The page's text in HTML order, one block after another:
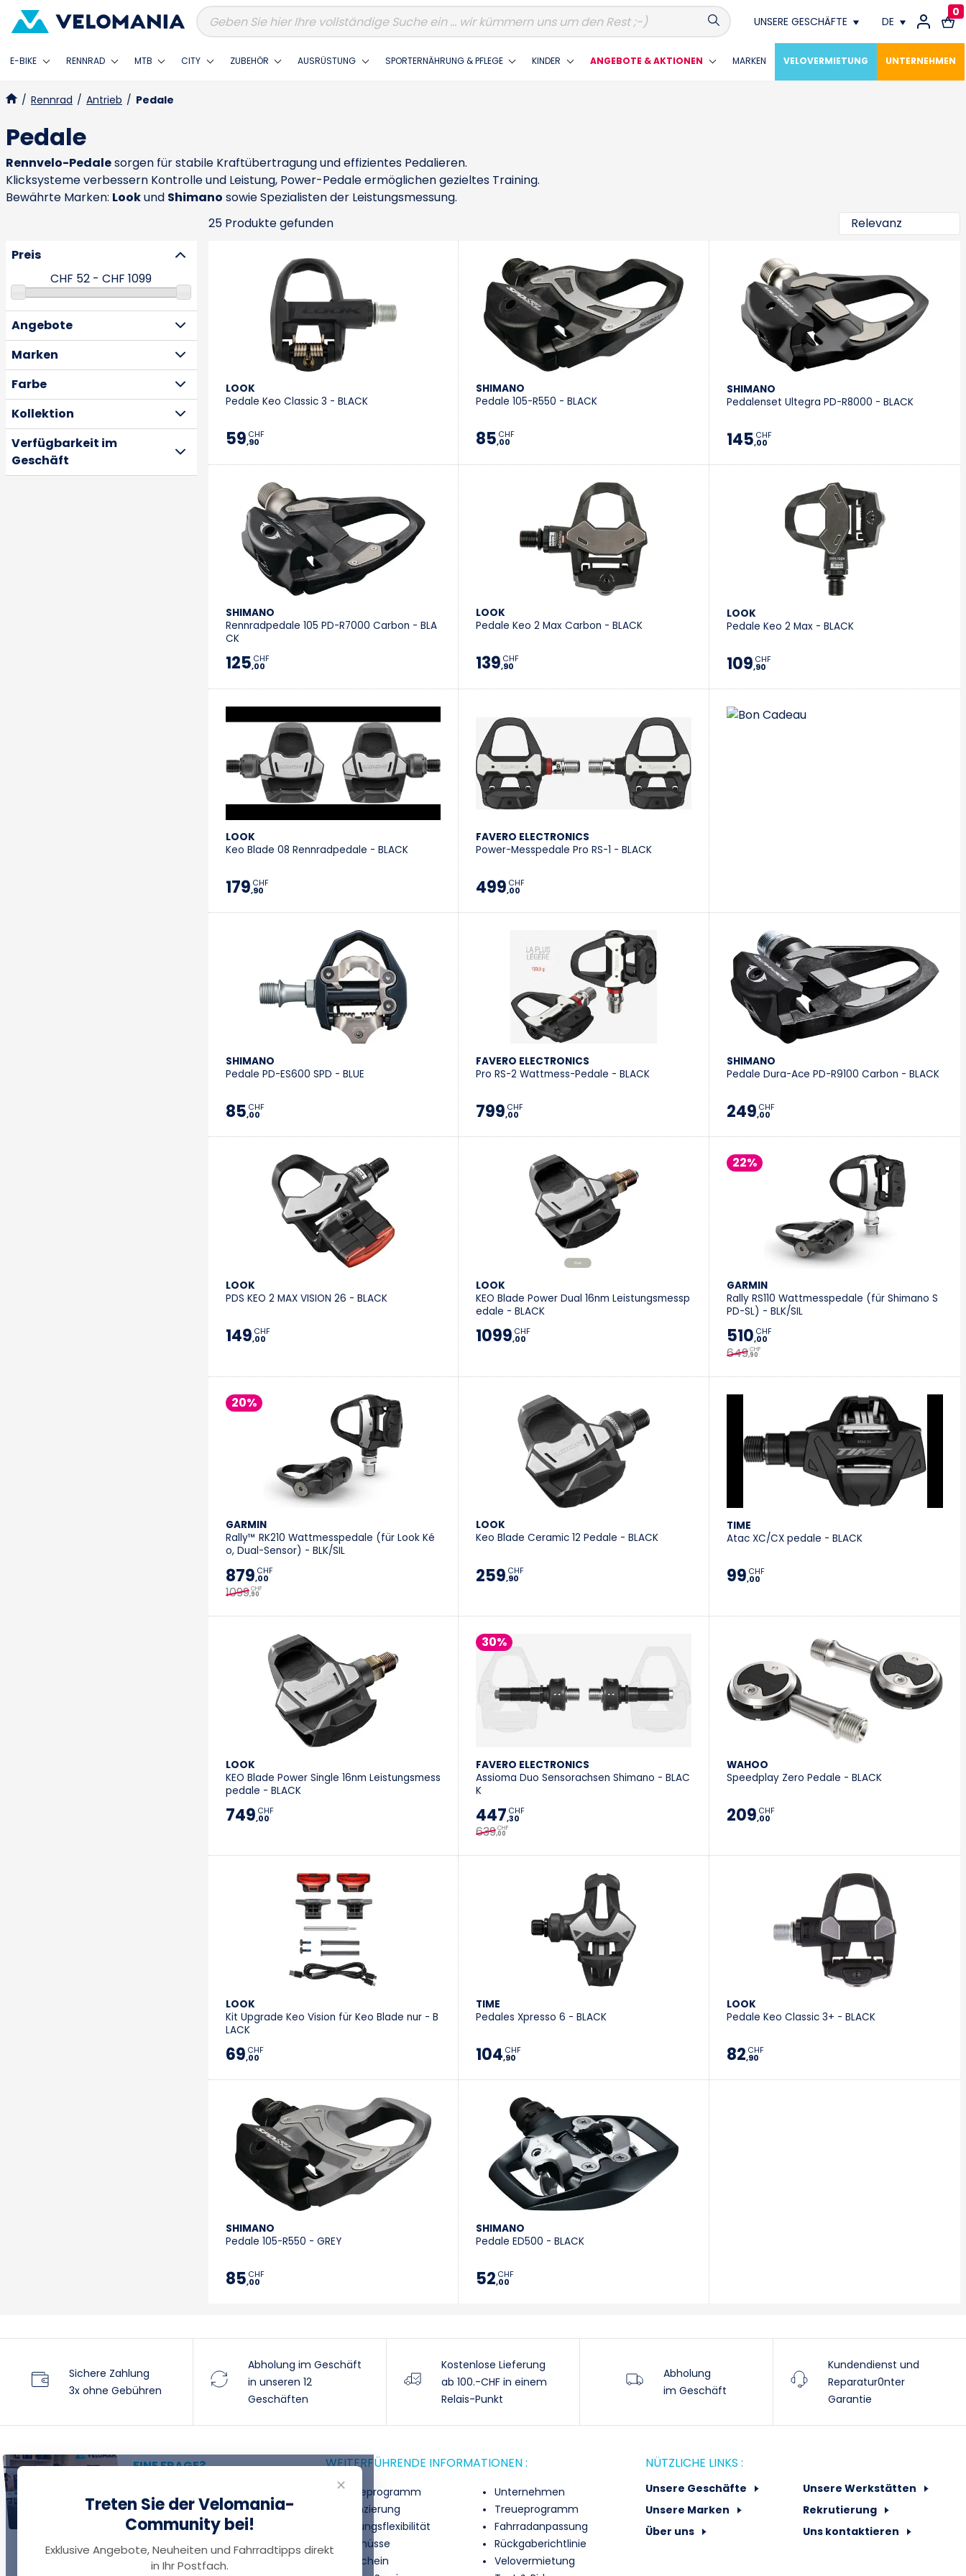
UNSERE GESCHÄFTE
Conthey
Montagny Près Yverdon
Neuchâtel
Vevey
DE
FR
0
E-BIKE RENNRAD MTB CITY ZUBEHÖR AUSRÜSTUNG SPORTERNÄHRUNG & PFLEGE KINDER ANGEBOTE & AKTIONEN MARKEN VELOVERMIETUNG UNTERNEHMEN
/ Rennrad / Antrieb / Pedale
Pedale
Rennvelo-Pedalesorgen für stabile Kraftübertragung und effizientes Pedalieren.
Klicksysteme verbessern Kontrolle und Leistung, Power-Pedale ermöglichen gezieltes Training.
Bewährte Marken: Lookund Shimano sowie Spezialisten der Leistungsmessung.
Preis
Angebote
Marken
Farbe
Kollektion
Verfügbarkeit im
Geschäft
25 Produkte gefunden
LOOK
Pedale Keo Classic 3 - BLACK
59,90
CHF
SHIMANO
Pedale 105-R550 - BLACK
85,00
CHF
SHIMANO
Pedalenset Ultegra PD-R8000 - BLACK
145,00
CHF
SHIMANO
Rennradpedale 105 PD-R7000 Carbon - BLA
CK
125,00
CHF
LOOK
Pedale Keo 2 Max Carbon - BLACK
139,90
CHF
LOOK
Pedale Keo 2 Max - BLACK
109,90
CHF
LOOK
Keo Blade 08 Rennradpedale - BLACK
179,90
CHF
FAVERO ELECTRONICS
Power-Messpedale Pro RS-1 - BLACK
499,00
CHF
SHIMANO
Pedale PD-ES600 SPD - BLUE
85,00
CHF
FAVERO ELECTRONICS
Pro RS-2 Wattmess-Pedale - BLACK
799,00
CHF
SHIMANO
Pedale Dura-Ace PD-R9100 Carbon - BLACK
249,00
CHF
LOOK
PDS KEO 2 MAX VISION 26 - BLACK
149,00
CHF
LOOK
KEO Blade Power Dual 16nm Leistungsmessp
edale - BLACK
1099,00
CHF
22%
GARMIN
Rally RS110 Wattmesspedale (für Shimano S
PD-SL) - BLK/SIL
510,00
CHF
649,90
CHF
20%
GARMIN
Rally™ RK210 Wattmesspedale (für Look Ké
o, Dual-Sensor) - BLK/SIL
879,00
CHF
1099,90
CHF
LOOK
Keo Blade Ceramic 12 Pedale - BLACK
259,90
CHF
TIME
Atac XC/CX pedale - BLACK
99,00
CHF
LOOK
KEO Blade Power Single 16nm Leistungsmess
pedale - BLACK
749,00
CHF
30%
FAVERO ELECTRONICS
Assioma Duo Sensorachsen Shimano - BLAC
K
447,30
CHF
639,00
CHF
WAHOO
Speedplay Zero Pedale - BLACK
209,00
CHF
LOOK
Kit Upgrade Keo Vision für Keo Blade nur - B
LACK
69,00
CHF
TIME
Pedales Xpresso 6 - BLACK
104,90
CHF
LOOK
Pedale Keo Classic 3+ - BLACK
82,90
CHF
SHIMANO
Pedale 105-R550 - GREY
85,00
CHF
SHIMANO
Pedale ED500 - BLACK
52,00
CHF
Sichere Zahlung
3x ohne Gebühren
Abholung im Geschäft
in unseren 12
Geschäften
Kostenlose Lieferung
ab 100.-CHF in einem
Relais-Punkt
Abholung
im Geschäft
Kundendienst und
Reparatur0nter
Garantie
EINE FRAGE?
Thomas antwortet Ihnen per
Chat!
WEITERFÜHRENDE INFORMATIONEN :
Treueprogramm
Unternehmen
Finanzierung
Treueprogramm
Zahlungsflexibilität
Fahrradanpassung
Zuschüsse
Rückgaberichtlinie
Gutschein
Velovermietung
NÜTZLICHE LINKS :
Unsere Geschäfte
Unsere Werkstätten
Unsere Marken
Rekrutierung
Über uns
Uns kontaktieren
✕
Treten Sie der Velomania-
Community bei!
Exklusive Angebote, Neuheiten und Fahrradtipps direkt
in Ihr Postfach.